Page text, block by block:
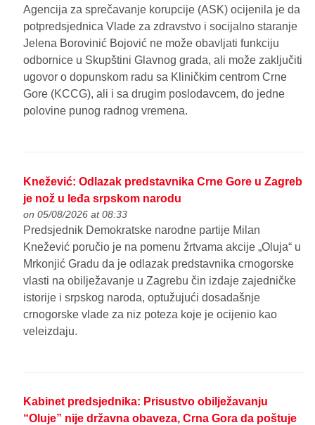
Agencija za sprečavanje korupcije (ASK) ocijenila je da
potpredsjednica Vlade za zdravstvo i socijalno staranje
Jelena Borovinić Bojović ne može obavljati funkciju
odbornice u Skupštini Glavnog grada, ali može zaključiti
ugovor o dopunskom radu sa Kliničkim centrom Crne
Gore (KCCG), ali i sa drugim poslodavcem, do jedne
polovine punog radnog vremena.
Knežević: Odlazak predstavnika Crne Gore u Zagreb
je nož u leđa srpskom narodu
on 05/08/2026 at 08:33
Predsjednik Demokratske narodne partije Milan
Knežević poručio je na pomenu žrtvama akcije „Oluja“ u
Mrkonjić Gradu da je odlazak predstavnika crnogorske
vlasti na obilježavanje u Zagrebu čin izdaje zajedničke
istorije i srpskog naroda, optužujući dosadašnje
crnogorske vlade za niz poteza koje je ocijenio kao
veleizdaju.
Kabinet predsjednika: Prisustvo obilježavanju
“Oluje” nije državna obaveza, Crna Gora da poštuje